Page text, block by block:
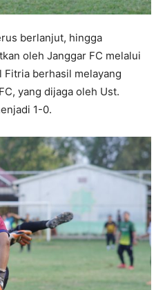
berlanjut, hingga
oleh Janggar FC melalui
Fitria berhasil melayang
yang dijaga oleh Ust.
1-0.